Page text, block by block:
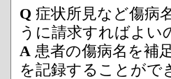
Q 症状所見など傷病
うに請求すればよい
A 患者の傷病名を補
を記録することがで